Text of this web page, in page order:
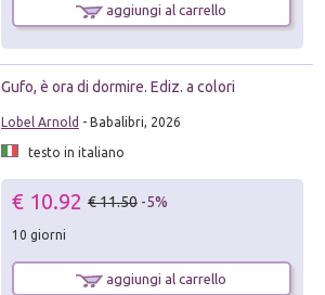
aggiungi al carrello
Gufo, è ora di dormire. Ediz. a colori
Lobel Arnold - Babalibri, 2026
testo in italiano
€ 10.92 € 11.50 -5%
10 giorni
aggiungi al carrello